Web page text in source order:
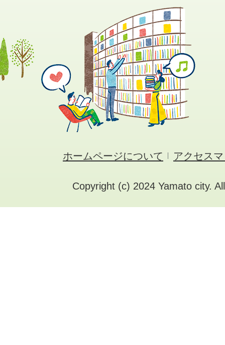
ホームページについて アクセス
Copyright (c) 2024 Yamato city.